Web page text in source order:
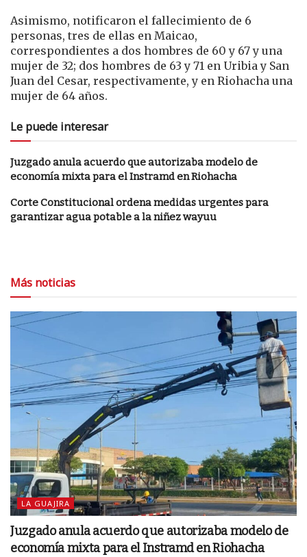
Asimismo, notificaron el fallecimiento de 6
personas, tres de ellas en Maicao,
correspondientes a dos hombres de 60 y 67 y una
mujer de 32; dos hombres de 63 y 71 en Uribia y San
Juan del Cesar, respectivamente, y en Riohacha una
mujer de 64 años.
Le puede interesar
Juzgado anula acuerdo que autorizaba modelo de
economía mixta para el Instramd en Riohacha
Corte Constitucional ordena medidas urgentes para
garantizar agua potable a la niñez wayuu
Más noticias
LA GUAJIRA
Juzgado anula acuerdo que autorizaba modelo de
economía mixta para el Instramd en Riohacha